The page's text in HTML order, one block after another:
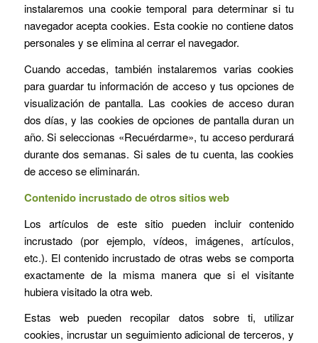
instalaremos una cookie temporal para determinar si tu
navegador acepta cookies. Esta cookie no contiene datos
personales y se elimina al cerrar el navegador.
Cuando accedas, también instalaremos varias cookies
para guardar tu información de acceso y tus opciones de
visualización de pantalla. Las cookies de acceso duran
dos días, y las cookies de opciones de pantalla duran un
año. Si seleccionas «Recuérdarme», tu acceso perdurará
durante dos semanas. Si sales de tu cuenta, las cookies
de acceso se eliminarán.
Contenido incrustado de otros sitios web
Los artículos de este sitio pueden incluir contenido
incrustado (por ejemplo, vídeos, imágenes, artículos,
etc.). El contenido incrustado de otras webs se comporta
exactamente de la misma manera que si el visitante
hubiera visitado la otra web.
Estas web pueden recopilar datos sobre ti, utilizar
cookies, incrustar un seguimiento adicional de terceros, y